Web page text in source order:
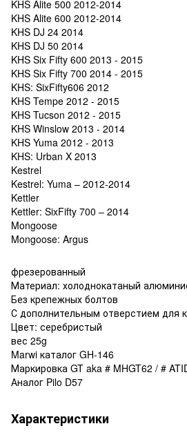
KHS Alite 500 2012-2014
KHS Alite 600 2012-2014
KHS DJ 24 2014
KHS DJ 50 2014
KHS Six Fifty 600 2013 - 2015
KHS Six Fifty 700 2014 - 2015
KHS: SixFifty606 2012
KHS Tempe 2012 - 2015
KHS Tucson 2012 - 2015
KHS Winslow 2013 - 2014
KHS Yuma 2012 - 2013
KHS: Urban X 2013
Kestrel
Kestrel: Yuma – 2012-2014
Kettler
Kettler: SixFifty 700 – 2014
Mongoose
Mongoose: Argus
фрезерованный
Материал: холоднокатаный
Без крепежных болтов
С дополнительным отверстием для
Цвет: серебристый
вес 25g
Marwi каталог GH-146
Маркировка GT aka # MHGT62 / #
Аналог Pilo D57
Характеристики